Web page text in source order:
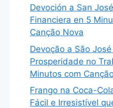
Devoción a San
Financiera en 5
Canção Nova
Devoção a São
Prosperidade no
Minutos com
Frango na Coca-
Fácil e Irresistível